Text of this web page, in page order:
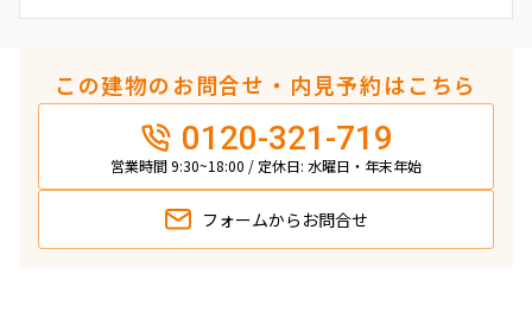
この建物のお問合せ・内見予約はこちら
0120-321-719
営業時間 9:30~18:00 / 定休日: 水曜日・年末年始
フォームから お問合せ